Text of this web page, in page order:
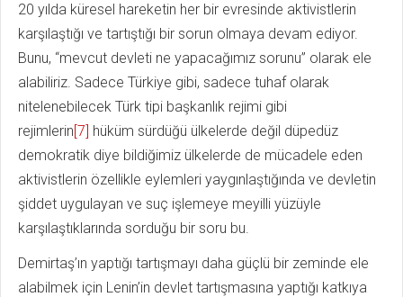
20 yılda küresel hareketin her bir evresinde aktivistlerin
karşılaştığı ve tartıştığı bir sorun olmaya devam ediyor.
Bunu, “mevcut devleti ne yapacağımız sorunu” olarak ele
alabiliriz. Sadece Türkiye gibi, sadece tuhaf olarak
nitelenebilecek Türk tipi başkanlık rejimi gibi
rejimlerin[7] hüküm sürdüğü ülkelerde değil düpedüz
demokratik diye bildiğimiz ülkelerde de mücadele eden
aktivistlerin özellikle eylemleri yaygınlaştığında ve devletin
şiddet uygulayan ve suç işlemeye meyilli yüzüyle
karşılaştıklarında sorduğu bir soru bu.
Demirtaş’ın yaptığı tartışmayı daha güçlü bir zeminde ele
alabilmek için Lenin’in devlet tartışmasına yaptığı katkıya